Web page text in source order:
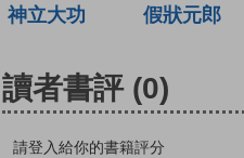
神立大功
假狀元郎
讀者書評 (0)
請登入給你的書籍評分